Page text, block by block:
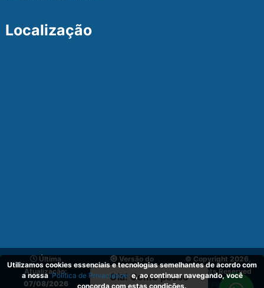
Olá! Como posso
Localização
Última
Atualização:
07/08/2026
Versão do
Sistema:
v_1.1
03.02.2024
© Copyright 2026,
All Rights Reserved
XFind.inc.
Utilizamos cookies essenciais e tecnologias semelhantes de acordo com
a nossaPolítica de Privacidadee, ao continuar navegando, você
concorda com estas condições.